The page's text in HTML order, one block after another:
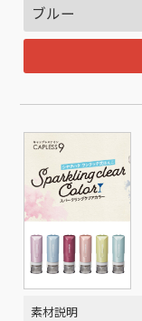
素材説明